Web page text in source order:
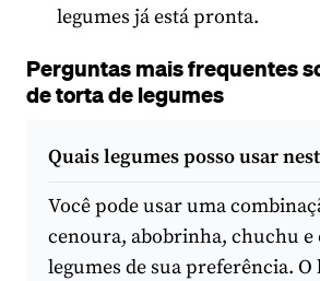
legumes já está pronta.
Perguntas mais frequentes
de torta de legumes
Quais legumes posso usar
Você pode usar uma
cenoura, abobrinha, chuchu e
legumes de sua preferência. O